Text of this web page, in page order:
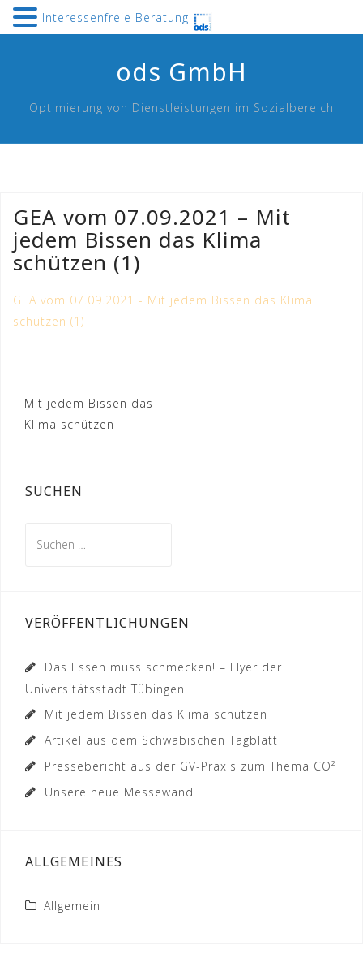
ods GmbH
Optimierung von Dienstleistungen im Sozialbereich
GEA vom 07.09.2021 – Mit
jedem Bissen das Klima
schützen (1)
GEA vom 07.09.2021 - Mit jedem Bissen das Klima
schützen (1)
Beitragsnavigation
Mit jedem Bissen das
Klima schützen
SUCHEN
nach:
VERÖFFENTLICHUNGEN
Das Essen muss schmecken! – Flyer der
Universitätsstadt Tübingen
Mit jedem Bissen das Klima schützen
Artikel aus dem Schwäbischen Tagblatt
Pressebericht aus der GV-Praxis zum Thema CO²
Unsere neue Messewand
ALLGEMEINES
Allgemein
Interessenfreie Beratung